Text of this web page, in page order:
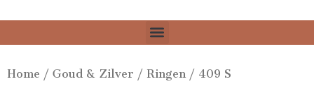
Home / Goud & Zilver / Ringen / 409 S